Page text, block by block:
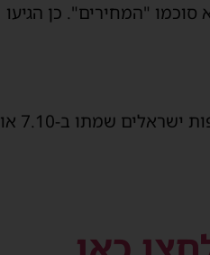
"המחירים". כן הגיעו
גברים מבוגרים (מעל גיל מילואים), חיילות, גברים במילואים, חיילים בשירות סדיר וגופות ישראלים שמתו ב-7.10 או